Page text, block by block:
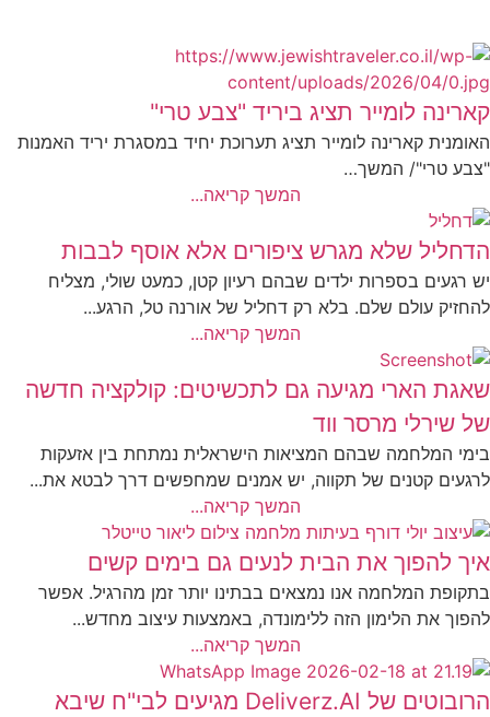
קארינה לומייר תציג ביריד "צבע טרי"
האומנית קארינה לומייר תציג תערוכת יחיד במסגרת יריד האמנות
"צבע טרי"/ המשך…
המשך קריאה...
הדחליל שלא מגרש ציפורים אלא אוסף לבבות
יש רגעים בספרות ילדים שבהם רעיון קטן, כמעט שולי, מצליח
להחזיק עולם שלם. בלא רק דחליל של אורנה טל, הרגע...
המשך קריאה...
שאגת הארי מגיעה גם לתכשיטים: קולקציה חדשה
של שירלי מרסר ווד
בימי המלחמה שבהם המציאות הישראלית נמתחת בין אזעקות
לרגעים קטנים של תקווה, יש אמנים שמחפשים דרך לבטא את...
המשך קריאה...
איך להפוך את הבית לנעים גם בימים קשים
בתקופת המלחמה אנו נמצאים בבתינו יותר זמן מהרגיל. אפשר
להפוך את הלימון הזה ללימונדה, באמצעות עיצוב מחדש...
המשך קריאה...
הרובוטים של Deliverz.AI מגיעים לבי"ח שיבא